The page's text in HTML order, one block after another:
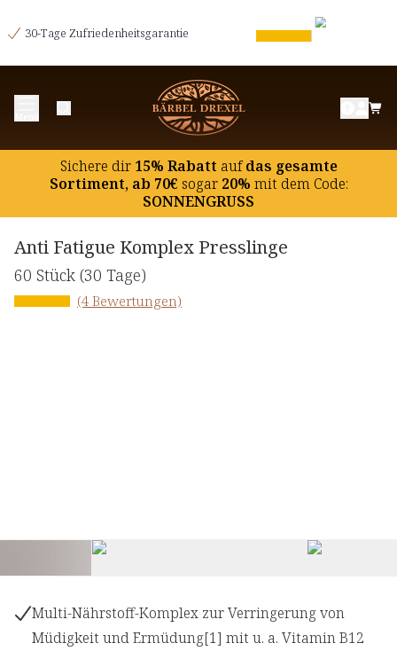
30-Tage Zufriedenheitsgarantie
Sichere dir15% Rabatt aufdas gesamte
Sortiment, ab 70€ sogar20% mit dem Code:
SONNENGRUSS
Anti Fatigue Komplex Presslinge
60 Stück (30 Tage)
(4 Bewertungen)
Multi-Nährstoff-Komplex zur Verringerung von
Müdigkeit und Ermüdung[1] mit u. a. Vitamin B12